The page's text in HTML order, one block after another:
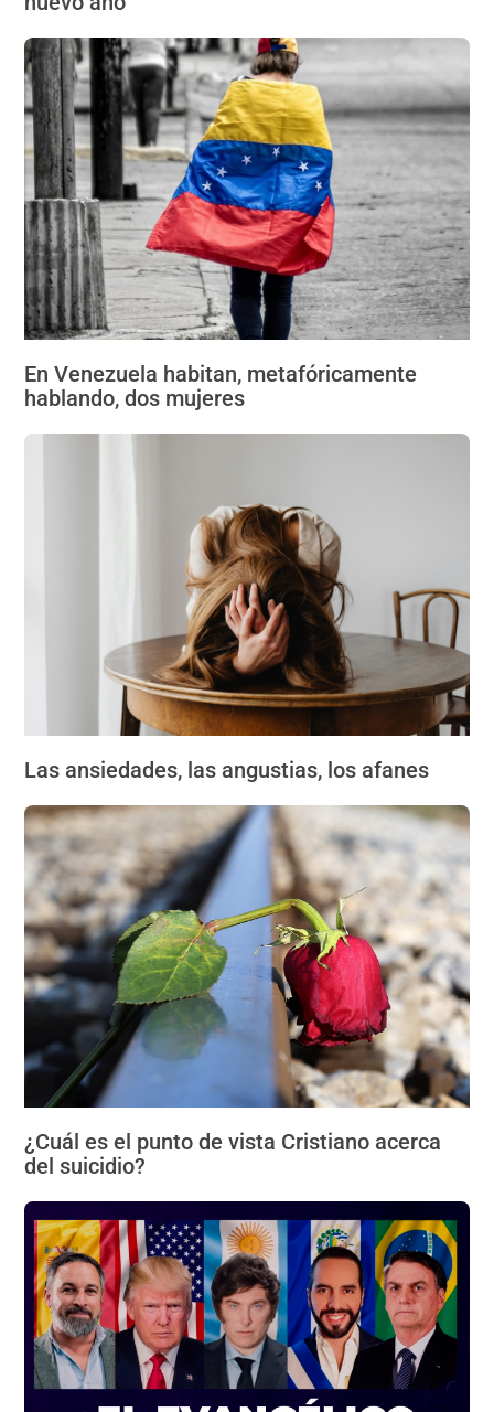
En Venezuela habitan, metafóricamente
hablando, dos mujeres
Las ansiedades, las angustias, los afanes
¿Cuál es el punto de vista Cristiano acerca
del suicidio?